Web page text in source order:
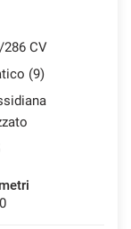
286 CV
(9)